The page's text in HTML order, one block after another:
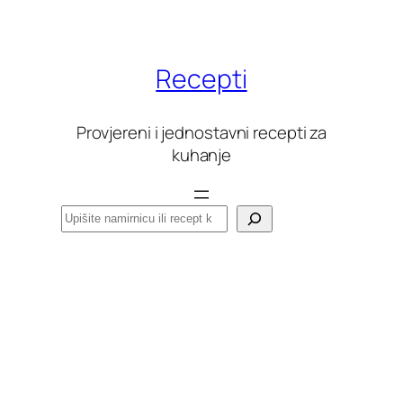
Recepti
Provjereni i jednostavni recepti za
kuhanje
Pretraga